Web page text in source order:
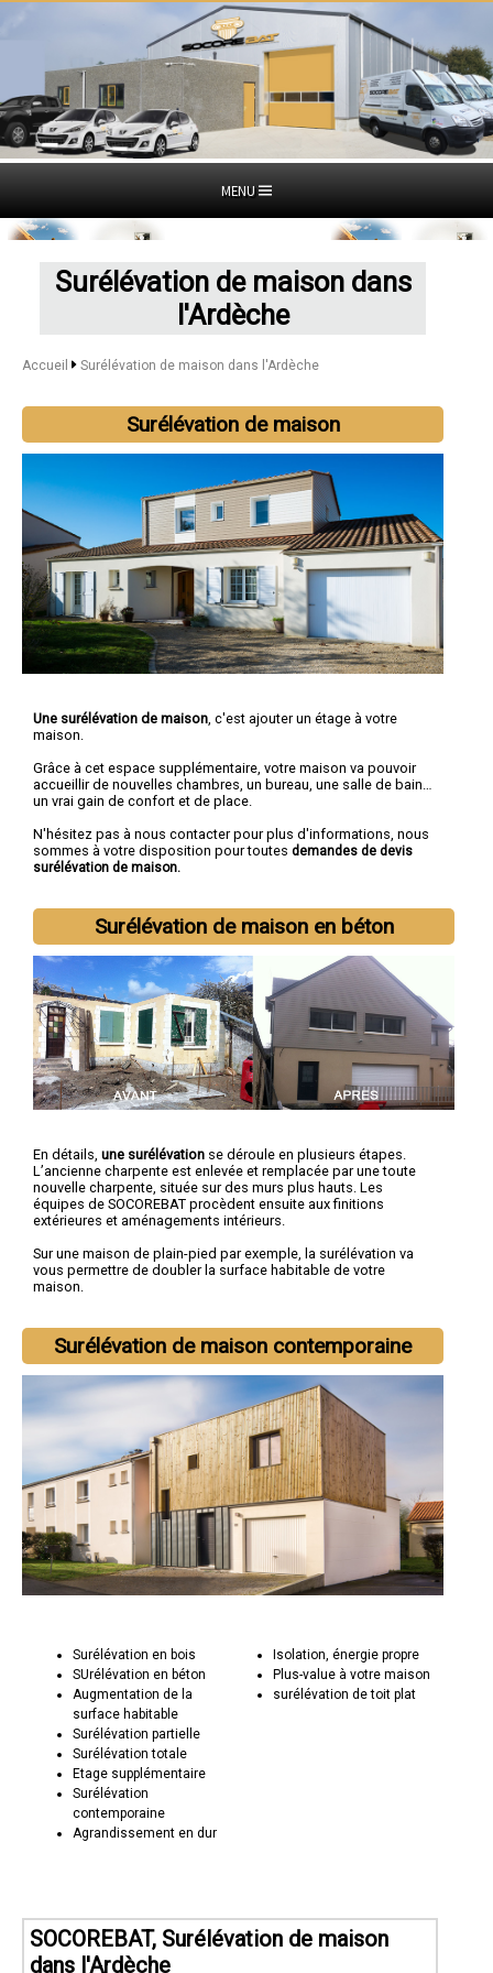
MENU
Surélévation de maison dans
l'Ardèche
Accueil Surélévation de maison dans l'Ardèche
Surélévation de maison
Une surélévation de maison , c'est ajouter un étage à votre
maison.
Grâce à cet espace supplémentaire, votre maison va pouvoir
accueillir de nouvelles chambres, un bureau, une salle de bain…
un vrai gain de confort et de place.
N'hésitez pas à nous contacter pour plus d'informations, nous
sommes à votre disposition pour toutes demandes de devis
surélévation de maison.
Surélévation de maison en béton
En détails, une surélévation se déroule en plusieurs étapes.
L’ancienne charpente est enlevée et remplacée par une toute
nouvelle charpente, située sur des murs plus hauts. Les
équipes de SOCOREBAT procèdent ensuite aux finitions
extérieures et aménagements intérieurs.
Sur une maison de plain-pied par exemple, la surélévation va
vous permettre de doubler la surface habitable de votre
maison.
Surélévation de maison contemporaine
Surélévation en bois
SUrélévation en béton
Augmentation de la
surface habitable
Surélévation partielle
Surélévation totale
Etage supplémentaire
Surélévation
contemporaine
Agrandissement en dur
Isolation, énergie propre
Plus-value à votre maison
surélévation de toit plat
SOCOREBAT, Surélévation de maison
dans l'Ardèche